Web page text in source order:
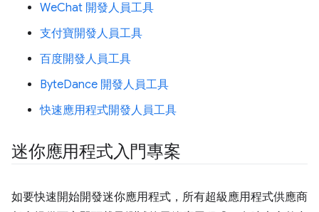
WeChat 開發人員工具
支付寶開發人員工具
百度開發人員工具
ByteDance 開發人員工具
快速應用程式開發人員工具
迷你應用程式入門專案
如要快速開始開發迷你應用程式，所有超級應用程式供應商